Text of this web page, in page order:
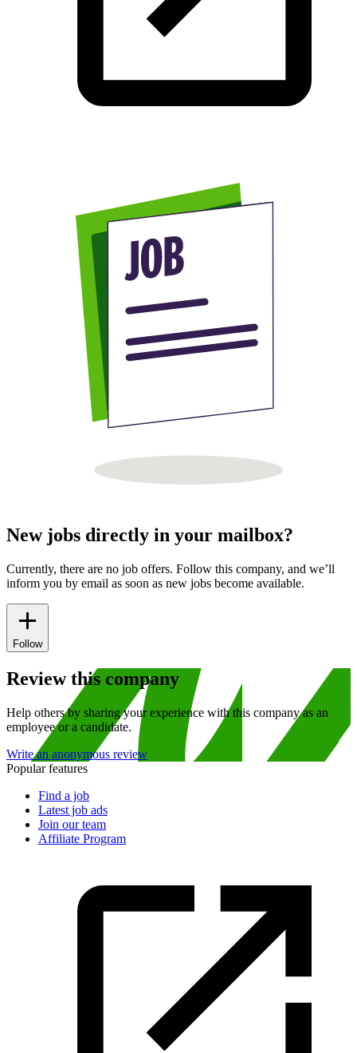
New jobs directly in your mailbox?
Currently, there are no job offers. Follow this company, and we’ll
inform you by email as soon as new jobs become available.
Follow
Review this company
Help others by sharing your experience with this company as an
employee or a candidate.
Write an anonymous review
Popular features
Find a job
Latest job ads
Join our team
Affiliate Program